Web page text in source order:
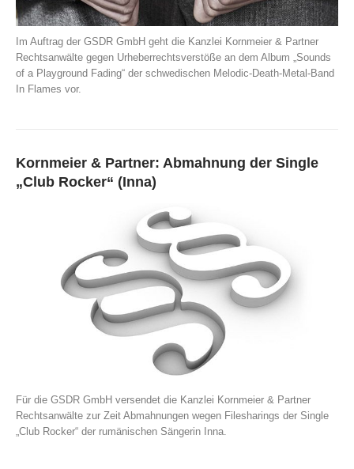
Im Auftrag der GSDR GmbH geht die Kanzlei Kornmeier & Partner
Rechtsanwälte gegen Urheberrechtsverstöße an dem Album „Sounds
of a Playground Fading“ der schwedischen Melodic-Death-Metal-Band
In Flames vor.
Kornmeier & Partner: Abmahnung der Single
„Club Rocker“ (Inna)
Für die GSDR GmbH versendet die Kanzlei Kornmeier & Partner
Rechtsanwälte zur Zeit Abmahnungen wegen Filesharings der Single
„Club Rocker“ der rumänischen Sängerin Inna.